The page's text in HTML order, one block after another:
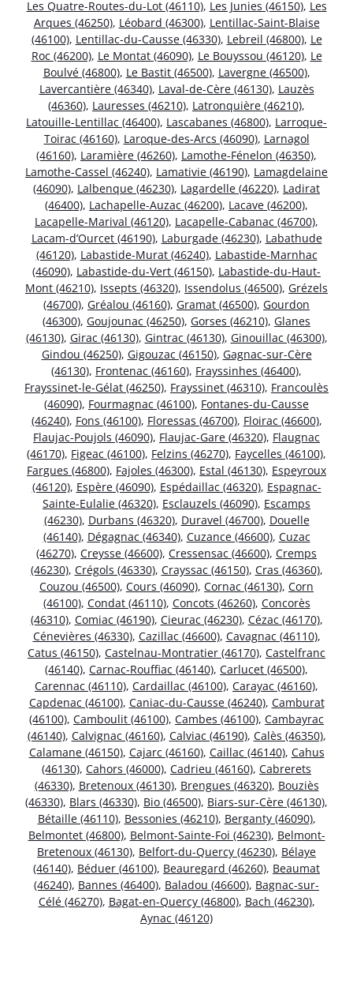
Les Quatre-Routes-du-Lot (46110), Les Junies (46150), Les
Arques (46250), Léobard (46300), Lentillac-Saint-Blaise
(46100), Lentillac-du-Causse (46330), Lebreil (46800), Le
Roc (46200), Le Montat (46090), Le Bouyssou (46120), Le
Boulvé (46800), Le Bastit (46500), Lavergne (46500),
Lavercantière (46340), Laval-de-Cère (46130), Lauzès
(46360), Lauresses (46210), Latronquière (46210),
Latouille-Lentillac (46400), Lascabanes (46800), Larroque-
Toirac (46160), Laroque-des-Arcs (46090), Larnagol
(46160), Laramière (46260), Lamothe-Fénelon (46350),
Lamothe-Cassel (46240), Lamativie (46190), Lamagdelaine
(46090), Lalbenque (46230), Lagardelle (46220), Ladirat
(46400), Lachapelle-Auzac (46200), Lacave (46200),
Lacapelle-Marival (46120), Lacapelle-Cabanac (46700),
Lacam-d’Ourcet (46190), Laburgade (46230), Labathude
(46120), Labastide-Murat (46240), Labastide-Marnhac
(46090), Labastide-du-Vert (46150), Labastide-du-Haut-
Mont (46210), Issepts (46320), Issendolus (46500), Grézels
(46700), Gréalou (46160), Gramat (46500), Gourdon
(46300), Goujounac (46250), Gorses (46210), Glanes
(46130), Girac (46130), Gintrac (46130), Ginouillac (46300),
Gindou (46250), Gigouzac (46150), Gagnac-sur-Cère
(46130), Frontenac (46160), Frayssinhes (46400),
Frayssinet-le-Gélat (46250), Frayssinet (46310), Francoulès
(46090), Fourmagnac (46100), Fontanes-du-Causse
(46240), Fons (46100), Floressas (46700), Floirac (46600),
Flaujac-Poujols (46090), Flaujac-Gare (46320), Flaugnac
(46170), Figeac (46100), Felzins (46270), Faycelles (46100),
Fargues (46800), Fajoles (46300), Estal (46130), Espeyroux
(46120), Espère (46090), Espédaillac (46320), Espagnac-
Sainte-Eulalie (46320), Esclauzels (46090), Escamps
(46230), Durbans (46320), Duravel (46700), Douelle
(46140), Dégagnac (46340), Cuzance (46600), Cuzac
(46270), Creysse (46600), Cressensac (46600), Cremps
(46230), Crégols (46330), Crayssac (46150), Cras (46360),
Couzou (46500), Cours (46090), Cornac (46130), Corn
(46100), Condat (46110), Concots (46260), Concorès
(46310), Comiac (46190), Cieurac (46230), Cézac (46170),
Cénevières (46330), Cazillac (46600), Cavagnac (46110),
Catus (46150), Castelnau-Montratier (46170), Castelfranc
(46140), Carnac-Rouffiac (46140), Carlucet (46500),
Carennac (46110), Cardaillac (46100), Carayac (46160),
Capdenac (46100), Caniac-du-Causse (46240), Camburat
(46100), Camboulit (46100), Cambes (46100), Cambayrac
(46140), Calvignac (46160), Calviac (46190), Calès (46350),
Calamane (46150), Cajarc (46160), Caillac (46140), Cahus
(46130), Cahors (46000), Cadrieu (46160), Cabrerets
(46330), Bretenoux (46130), Brengues (46320), Bouziès
(46330), Blars (46330), Bio (46500), Biars-sur-Cère (46130),
Bétaille (46110), Bessonies (46210), Berganty (46090),
Belmontet (46800), Belmont-Sainte-Foi (46230), Belmont-
Bretenoux (46130), Belfort-du-Quercy (46230), Bélaye
(46140), Béduer (46100), Beauregard (46260), Beaumat
(46240), Bannes (46400), Baladou (46600), Bagnac-sur-
Célé (46270), Bagat-en-Quercy (46800), Bach (46230),
Aynac (46120)